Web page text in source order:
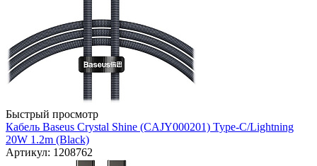
Быстрый просмотр
Кабель Baseus Crystal Shine (CAJY000201) Type-C/Lightning
20W 1.2m (Black)
Артикул: 1208762